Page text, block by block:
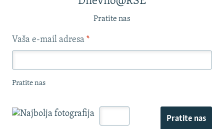
Pratite nas
Vaša e-mail adresa *
Pratite nas
Pratite nas